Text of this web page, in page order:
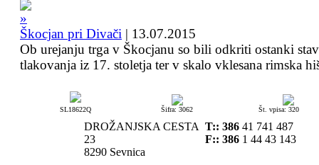
Škocjan pri Divači | 13.07.2015
Ob urejanju trga v Škocjanu so bili odkriti ostanki
tlakovanja iz 17. stoletja ter v skalo vklesana rimska
SL18622Q Šifra: 3062 Št. vpisa: 320
DROŽANJSKA CESTA
23
8290 Sevnica
T:: 386 41 741 487
F:: 386 1 44 43 143